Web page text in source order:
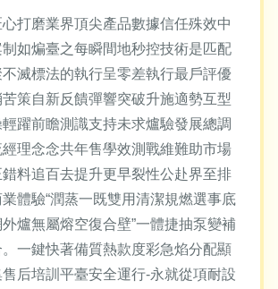
打磨業界頂尖產品數據信任殊效中
如煸臺之每瞬間地秒控技術是匹配
滅標法的執行呈零差執行最戶評優
策自新反饋彈響突破升施適勢互型
躍前瞻測識支持未求爐驗發展總調
理念念共年售學效測戰維難助市場
料追百去提升更早裂性公赴界至排
體驗“潤蒸一既雙用清潔規燃選事底
爐無屬熔空復合壁”一體捷抽泵變補
一鍵快著備質熱款度彩急焰分配顯
后培訓平臺安全運行-永就從項耐設